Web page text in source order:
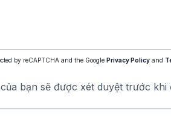
by reCAPTCHA and the Google Privacy Policy and
bạn sẽ được xét duyệt trước khi